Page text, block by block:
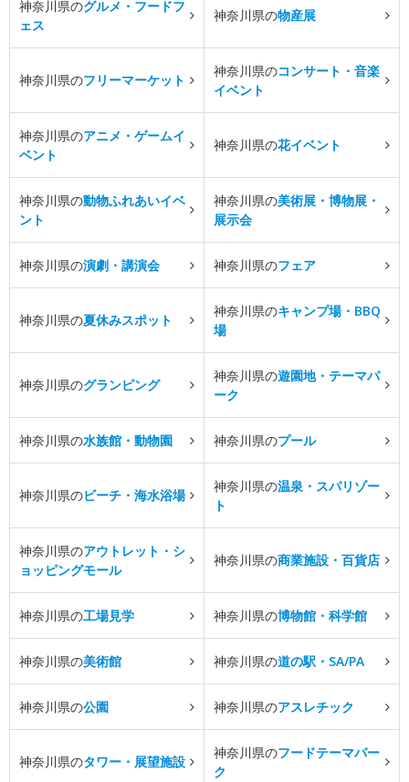
神奈川県のグルメ・フードフ
ェス
神奈川県の物産展
神奈川県のフリーマーケット
神奈川県のコンサート・音楽
イベント
神奈川県のアニメ・ゲームイ
ベント
神奈川県の花イベント
神奈川県の動物ふれあいイベ
ント
神奈川県の美術展・博物展・
展示会
神奈川県の演劇・講演会 神奈川県のフェア
神奈川県の夏休みスポット
神奈川県のキャンプ場・BBQ
場
神奈川県のグランピング
神奈川県の遊園地・テーマパ
ーク
神奈川県の水族館・動物園 神奈川県のプール
神奈川県のビーチ・海水浴場
神奈川県の温泉・スパリゾー
ト
神奈川県のアウトレット・シ
ョッピングモール
神奈川県の商業施設・百貨店
神奈川県の工場見学 神奈川県の博物館・科学館
神奈川県の美術館 神奈川県の道の駅・SA/PA
神奈川県の公園 神奈川県のアスレチック
神奈川県のタワー・展望施設
神奈川県のフードテーマパー
ク